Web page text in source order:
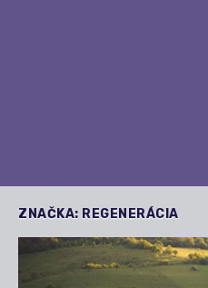
ZNAČKA: REGENERÁCIA